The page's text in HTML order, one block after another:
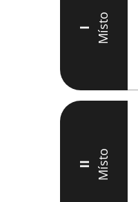
I Místo
II Místo